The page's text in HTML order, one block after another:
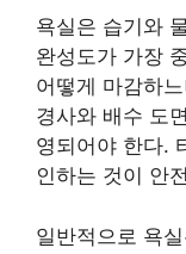
욕실은 습기와
완성도가 가장
어떻게 마감하
경사와 배수 도
영되어야 한다.
인하는 것이 안
일반적으로 욕